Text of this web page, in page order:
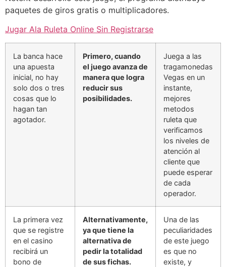
paquetes de giros gratis o multiplicadores.
Jugar Ala Ruleta Online Sin Registrarse
La banca hace
una apuesta
inicial, no hay
solo dos o tres
cosas que lo
hagan tan
agotador.
Primero, cuando
el juego avanza de
manera que logra
reducir sus
posibilidades.
Juega a las
tragamonedas
Vegas en un
instante,
mejores
metodos
ruleta que
verificamos
los niveles de
atención al
cliente que
puede esperar
de cada
operador.
La primera vez
que se registre
en el casino
recibirá un
bono de
Alternativamente,
ya que tiene la
alternativa de
pedir la totalidad
de sus fichas.
Una de las
peculiaridades
de este juego
es que no
existe, y